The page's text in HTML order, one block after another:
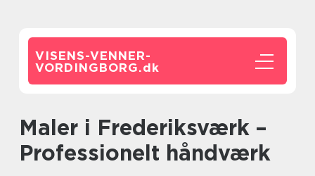
VISENS-VENNER-
VORDINGBORG.dk
Maler i Frederiksværk –
Professionelt håndværk